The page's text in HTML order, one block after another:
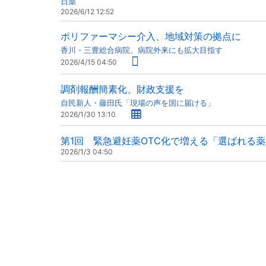
2026/6/12 12:52
ポリファーマシー介入、地域対策の拠点に
香川・三豊総合病院、病院外来にも拡大目指す
2026/4/15 04:50
調剤報酬簡素化、財政支援を
自民新人・藤田氏「現場の声を国に届ける」
2026/1/30 13:10
第1回 緊急避妊薬OTC化で増える「選ばれる
2026/1/3 04:50